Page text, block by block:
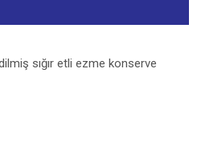
sığır etli ezme konserve